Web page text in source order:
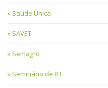
Saúde Única
SAVET
Semagro
Seminário de RT